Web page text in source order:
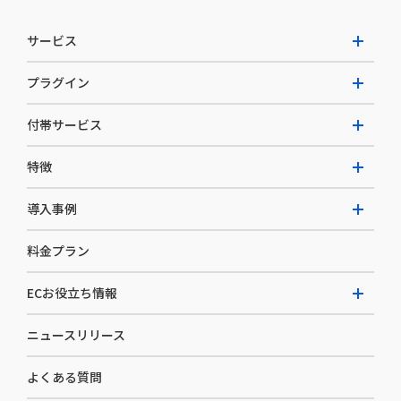
サービス
W2 Commerce Repeat
W2 Commerce BtoB
W2 Commerce Asia
プラグイン
AI buddy
付帯サービス
EC運用構築支援・運用支援
カスタマーサクセス
セキュリティ
デザイン制作
コンサルティング
特徴
選ばれる理由
開発体制
導入事例
導入企業一覧
料金プラン
ECお役立ち情報
お役立ち資料
ニュースリリース
よくある質問